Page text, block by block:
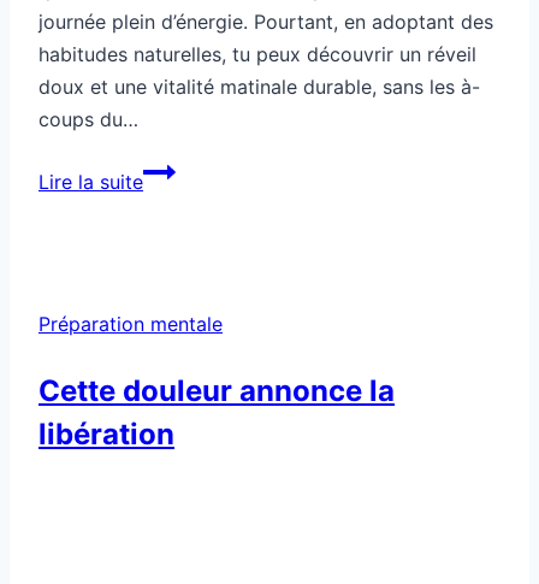
journée plein d’énergie. Pourtant, en adoptant des
habitudes naturelles, tu peux découvrir un réveil
doux et une vitalité matinale durable, sans les à-
coups du…
Lire la suiteComment
café
supplément
Préparation mentale
Cette douleur annonce la
libération